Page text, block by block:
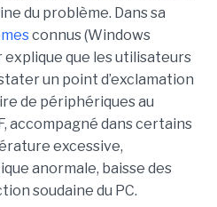
du problème. Dans sa
connus (Windows
explique que les utilisateurs
un point d’exclamation
de périphériques au
accompagné dans certains
excessive,
anormale, baisse des
soudaine du PC.